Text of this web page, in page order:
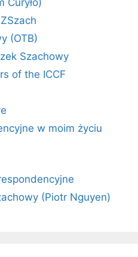
Curyło)
(OTB)
Szachowy
of the ICCF
w moim życiu
(Piotr Nguyen)